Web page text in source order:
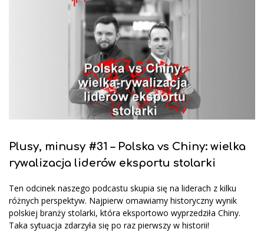
Plusy, minusy #31 – Polska vs Chiny: wielka
rywalizacja liderów eksportu stolarki
Ten odcinek naszego podcastu skupia się na liderach z kilku
różnych perspektyw. Najpierw omawiamy historyczny wynik
polskiej branży stolarki, która eksportowo wyprzedziła Chiny.
Taka sytuacja zdarzyła się po raz pierwszy w historii!